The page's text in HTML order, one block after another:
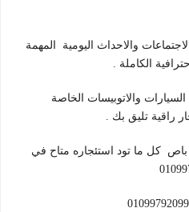
والاحداث اليومية المهمة
الكاملة .
والاتوبيسات الخاصة
راقية تليق بك .
كل ما تود استئجاره متاح في